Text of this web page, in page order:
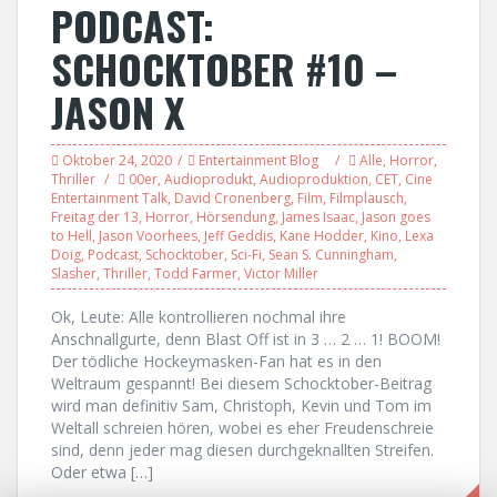
PODCAST:
SCHOCKTOBER #10 –
JASON X
Oktober 24, 2020 Entertainment Blog Alle, Horror,
Thriller
00er, Audioprodukt, Audioproduktion, CET, Cine
Entertainment Talk, David Cronenberg, Film, Filmplausch,
Freitag der 13, Horror, Hörsendung, James Isaac, Jason goes
to Hell, Jason Voorhees, Jeff Geddis, Kane Hodder, Kino, Lexa
Doig, Podcast, Schocktober, Sci-Fi, Sean S. Cunningham,
Slasher, Thriller, Todd Farmer, Victor Miller
Ok, Leute: Alle kontrollieren nochmal ihre
Anschnallgurte, denn Blast Off ist in 3 … 2 … 1! BOOM!
Der tödliche Hockeymasken-Fan hat es in den
Weltraum gespannt! Bei diesem Schocktober-Beitrag
wird man definitiv Sam, Christoph, Kevin und Tom im
Weltall schreien hören, wobei es eher Freudenschreie
sind, denn jeder mag diesen durchgeknallten Streifen.
Oder etwa […]